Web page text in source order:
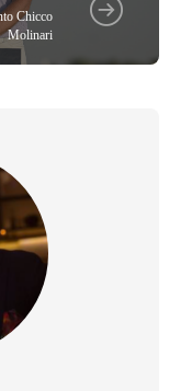
Chicco
Molinari